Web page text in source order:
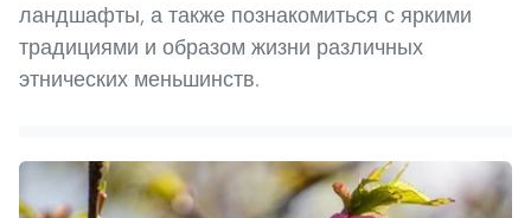
ландшафты, а также познакомиться с яркими
традициями и образом жизни различных
этнических меньшинств.